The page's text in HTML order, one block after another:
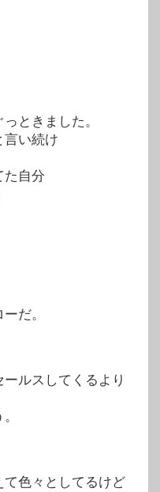
ときました。
言い続け
た自分
だ。
ルスしてくるより
色々としてるけど